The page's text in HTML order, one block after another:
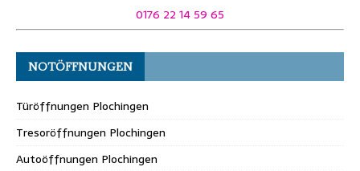
0176 22 14 59 65
NOTÖFFNUNGEN
Türöffnungen Plochingen
Tresoröffnungen Plochingen
Autoöffnungen Plochingen